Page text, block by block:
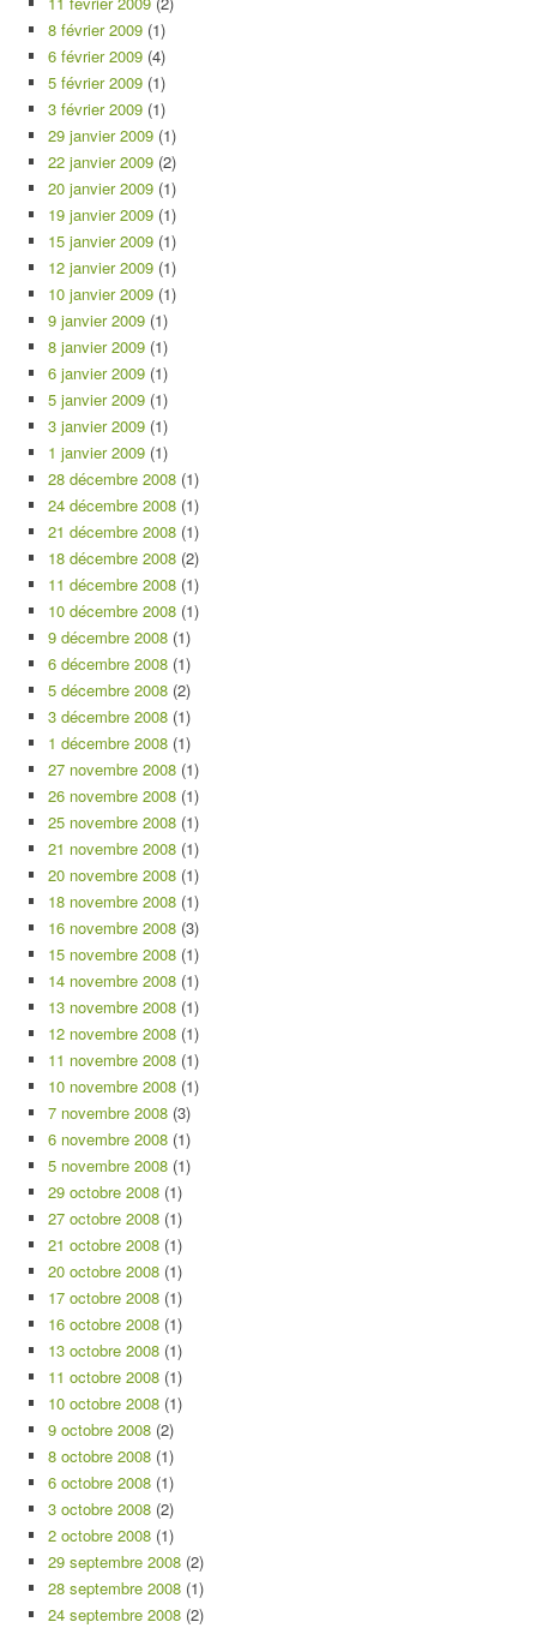
8 février 2009 (1)
6 février 2009 (4)
5 février 2009 (1)
3 février 2009 (1)
29 janvier 2009 (1)
22 janvier 2009 (2)
20 janvier 2009 (1)
19 janvier 2009 (1)
15 janvier 2009 (1)
12 janvier 2009 (1)
10 janvier 2009 (1)
9 janvier 2009 (1)
8 janvier 2009 (1)
6 janvier 2009 (1)
5 janvier 2009 (1)
3 janvier 2009 (1)
1 janvier 2009 (1)
28 décembre 2008 (1)
24 décembre 2008 (1)
21 décembre 2008 (1)
18 décembre 2008 (2)
11 décembre 2008 (1)
10 décembre 2008 (1)
9 décembre 2008 (1)
6 décembre 2008 (1)
5 décembre 2008 (2)
3 décembre 2008 (1)
1 décembre 2008 (1)
27 novembre 2008 (1)
26 novembre 2008 (1)
25 novembre 2008 (1)
21 novembre 2008 (1)
20 novembre 2008 (1)
18 novembre 2008 (1)
16 novembre 2008 (3)
15 novembre 2008 (1)
14 novembre 2008 (1)
13 novembre 2008 (1)
12 novembre 2008 (1)
11 novembre 2008 (1)
10 novembre 2008 (1)
7 novembre 2008 (3)
6 novembre 2008 (1)
5 novembre 2008 (1)
29 octobre 2008 (1)
27 octobre 2008 (1)
21 octobre 2008 (1)
20 octobre 2008 (1)
17 octobre 2008 (1)
16 octobre 2008 (1)
13 octobre 2008 (1)
11 octobre 2008 (1)
10 octobre 2008 (1)
9 octobre 2008 (2)
8 octobre 2008 (1)
6 octobre 2008 (1)
3 octobre 2008 (2)
2 octobre 2008 (1)
29 septembre 2008 (2)
28 septembre 2008 (1)
24 septembre 2008 (2)